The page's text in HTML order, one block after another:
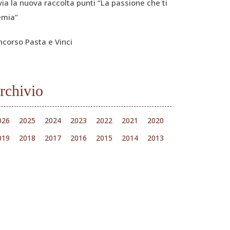
la nuova raccolta punti “La passione che ti
Pasta e Vinci
2025 2024 2023 2022 2021
2020
2018 2017 2016 2015 2014 2013